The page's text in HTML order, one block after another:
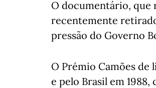
O documentário, que
recentemente
pressão do Governo
O Prémio Camões
e pelo Brasil em